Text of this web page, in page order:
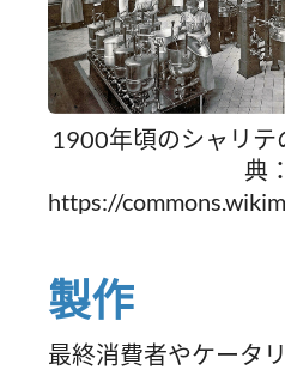
1900年頃のシャリテ
典：
https://
製作
最終消費者やケータ